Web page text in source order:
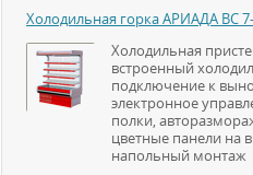
Холодильная горка АРИАДА ВС
Холодильная
встроенный
подключение к
электронное
полки,
цветные панели на
напольный монтаж